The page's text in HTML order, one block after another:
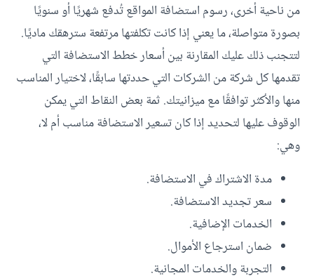
من ناحية أخرى، رسوم استضافة المواقع تُدفع شهريًا أو سنويًا
بصورة متواصلة، ما يعني إذا كانت تكلفتها مرتفعة سترهقك ماديًا.
لتتجنب ذلك عليك المقارنة بين أسعار خطط الاستضافة التي
تقدمها كل شركة من الشركات التي حددتها سابقًا، لاختيار المناسب
منها والأكثر توافقًا مع ميزانيتك. ثمة بعض النقاط التي يمكن
الوقوف عليها لتحديد إذا كان تسعير الاستضافة مناسب أم لا،
وهي:
مدة الاشتراك في الاستضافة.
سعر تجديد الاستضافة.
الخدمات الإضافية.
ضمان استرجاع الأموال.
التجربة والخدمات المجانية.